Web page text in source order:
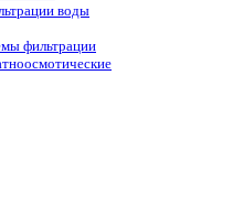
воды
фильтрации